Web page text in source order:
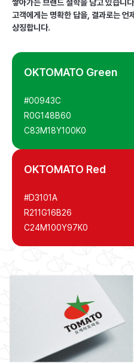
쌓아가는 브랜드 철학을 담고 있습니
고객에게는 명확한 답을, 결과로는 언
상징합니다.
OKTOMATO Green
#00943C
R0G148B60
C83M18Y100K0
OKTOMATO Red
#D3101A
R211G16B26
C24M100Y97K0